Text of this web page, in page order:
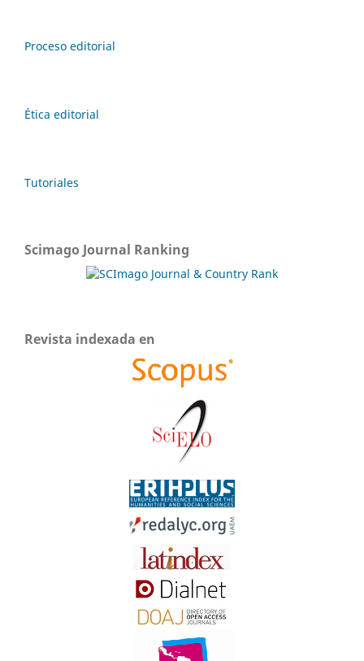
Proceso editorial
Ética editorial
Tutoriales
Scimago Journal Ranking
Revista indexada en